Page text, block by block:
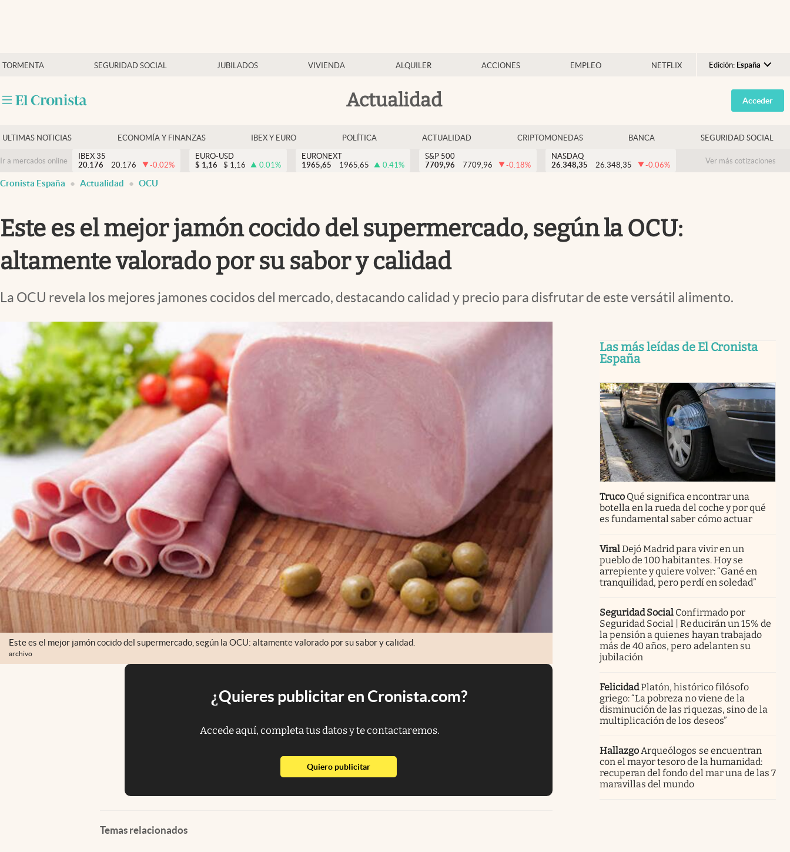
TORMENTA SEGURIDAD SOCIAL JUBILADOS VIVIENDA ALQUILER ACCIONES EMPLEO NETFLIX Edición: España
Argentina
España
USA
Colombia
Actualidad
Economía y finanzas
Criptomonedas
Acceder
ULTIMAS NOTICIAS ECONOMÍA Y FINANZAS IBEX Y EURO POLÍTICA ACTUALIDAD CRIPTOMONEDAS BANCA SEGURIDAD SOCIAL
Ir a mercados online
IBEX 35
20.176
20.176 -0.02%
EURO-USD
$ 1,16 $ 1,16 0.01%
EURONEXT
1965,65
1965,65 0.41%
S&P 500
7709,96
7709,96 -0.18%
NASDAQ
26.348,35
26.348,35 -0.06% Ver más cotizaciones
Cronista España Actualidad OCU
Este es el mejor jamón cocido del supermercado, según la OCU:
altamente valorado por su sabor y calidad
La OCU revela los mejores jamones cocidos del mercado, destacando calidad y precio para disfrutar de este versátil alimento.
Este es el mejor jamón cocido del supermercado, según la OCU: altamente valorado por su sabor y calidad.
archivo
¿Quieres publicitar en Cronista.com?
Accede aquí, completa tus datos y te contactaremos.
Quiero publicitarabre en nueva pestaña
Temas relacionados
Las más leídas de El Cronista
España
Truco Qué significa encontrar una
botella en la rueda del coche y por qué
es fundamental saber cómo actuar
ViralDejó Madrid para vivir en un
pueblo de 100 habitantes. Hoy se
arrepiente y quiere volver: “Gané en
tranquilidad, pero perdí en soledad”
Seguridad Social Confirmado por
Seguridad Social | Reducirán un 15% de
la pensión a quienes hayan trabajado
más de 40 años, pero adelanten su
jubilación
FelicidadPlatón, histórico filósofo
griego: “La pobreza no viene de la
disminución de las riquezas, sino de la
multiplicación de los deseos”
HallazgoArqueólogos se encuentran
con el mayor tesoro de la humanidad:
recuperan del fondo del mar una de las 7
maravillas del mundo